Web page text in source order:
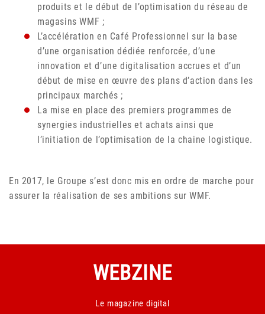
produits et le début de l’optimisation du réseau de
magasins WMF ;
L’accélération en Café Professionnel sur la base
d’une organisation dédiée renforcée, d’une
innovation et d’une digitalisation accrues et d’un
début de mise en œuvre des plans d’action dans les
principaux marchés ;
La mise en place des premiers programmes de
synergies industrielles et achats ainsi que
l’initiation de l’optimisation de la chaine logistique.
En 2017, le Groupe s’est donc mis en ordre de marche pour
assurer la réalisation de ses ambitions sur WMF.
WEBZINE
Le magazine digital